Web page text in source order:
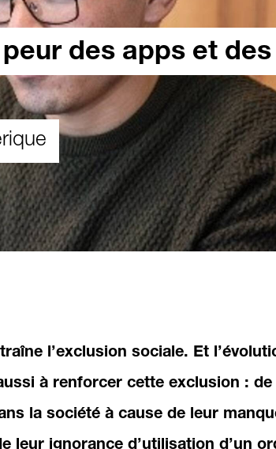
des apps et
l’exclusion sociale. Et
à renforcer cette exclusion :
la société à cause de leur
leur ignorance d’utilisation d’un